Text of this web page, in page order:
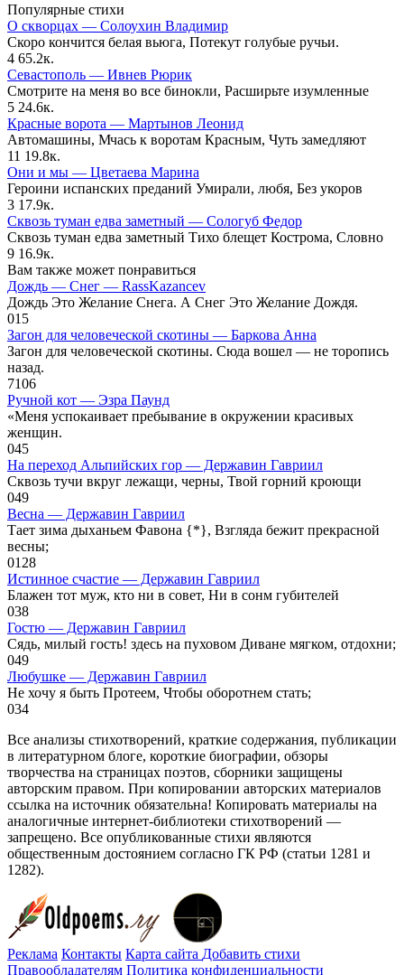
Популярные стихи
О скворцах — Солоухин Владимир
Скоро кончится белая вьюга, Потекут голубые ручьи.
4 65.2к.
Севастополь — Ивнев Рюрик
Смотрите на меня во все бинокли, Расширьте изумленные
5 24.6к.
Красные ворота — Мартынов Леонид
Автомашины, Мчась к воротам Красным, Чуть замедляют
11 19.8к.
Они и мы — Цветаева Марина
Героини испанских преданий Умирали, любя, Без укоров
3 17.9к.
Сквозь туман едва заметный — Сологуб Федор
Сквозь туман едва заметный Тихо блещет Кострома, Словно
9 16.9к.
Вам также может понравиться
Дождь — Снег — RassKazancev
Дождь Это Желание Снега. А Снег Это Желание Дождя.
015
Загон для человеческой скотины — Баркова Анна
Загон для человеческой скотины. Сюда вошел — не торопись
назад.
7106
Ручной кот — Эзра Паунд
«Меня успокаивает пребывание в окружении красивых
женщин.
045
На переход Альпийских гор — Державин Гавриил
Сквозь тучи вкруг лежащи, черны, Твой горний кроющи
049
Весна — Державин Гавриил
Тает зима дыханьем Фавона {*}, Взгляда бежит прекрасной
весны;
0128
Истинное счастие — Державин Гавриил
Блажен тот муж, кто ни в совет, Ни в сонм губителей
038
Гостю — Державин Гавриил
Сядь, милый гость! здесь на пуховом Диване мягком, отдохни;
049
Любушке — Державин Гавриил
Не хочу я быть Протеем, Чтобы оборотнем стать;
034
Все анализы стихотворений, краткие содержания, публикации
в литературном блоге, короткие биографии, обзоры
творчества на страницах поэтов, сборники защищены
авторским правом. При копировании авторских материалов
ссылка на источник обязательна! Копировать материалы на
аналогичные интернет-библиотеки стихотворений —
запрещено. Все опубликованные стихи являются
общественным достоянием согласно ГК РФ (статьи 1281 и
1282).
Реклама Контакты Карта сайта Добавить стихи
Правообладателям Политика конфиденциальности